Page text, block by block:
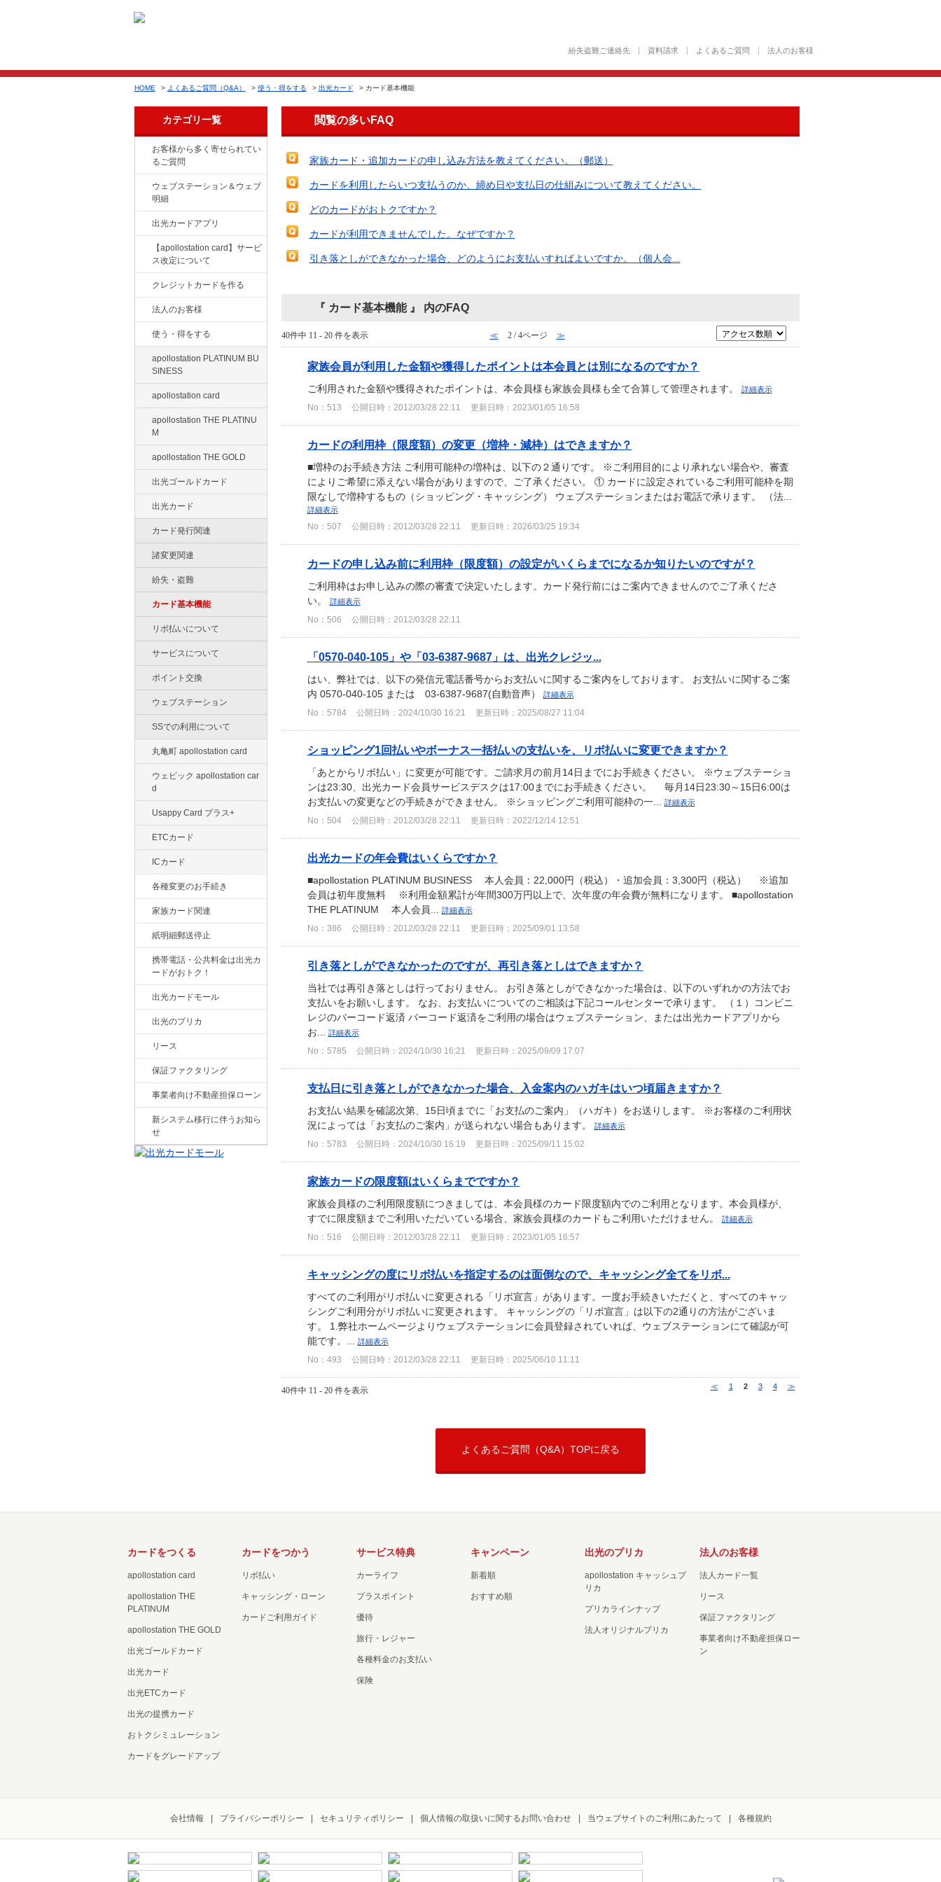
紛失盗難ご連絡先 資料請求 よくあるご質問 法人のお客様
HOME > よくあるご質問（Q&A） > 使う・得をする > 出光カード > カード基本機能
カテゴリ一覧
お客様から多く寄せられてい
るご質問
ウェブステーション＆ウェブ
明細
出光カードアプリ
【apollostation card】サービ
ス改定について
クレジットカードを作る
法人のお客様
使う・得をする
apollostation PLATINUM BU
SINESS
apollostation card
apollostation THE PLATINU
M
apollostation THE GOLD
出光ゴールドカード
出光カード
カード発行関連
諸変更関連
紛失・盗難
カード基本機能
リボ払いについて
サービスについて
ポイント交換
ウェブステーション
SSでの利用について
丸亀町 apollostation card
ウェビック apollostation car
d
Usappy Card プラス+
ETCカード
ICカード
各種変更のお手続き
家族カード関連
紙明細郵送停止
携帯電話・公共料金は出光カ
ードがおトク！
出光カードモール
出光のプリカ
リース
保証ファクタリング
事業者向け不動産担保ローン
新システム移行に伴うお知ら
せ
閲覧の多いFAQ
家族カード・追加カードの申し込み方法を教えてください。（郵送）
カードを利用したらいつ支払うのか、締め日や支払日の仕組みについて教えてください。
どのカードがおトクですか？
カードが利用できませんでした。なぜですか？
引き落としができなかった場合、どのようにお支払いすればよいですか。（個人会...
『 カード基本機能 』 内のFAQ
40件中 11 - 20 件を表示 ≪ 2 / 4ページ ≫
家族会員が利用した金額や獲得したポイントは本会員とは別になるのですか？
ご利用された金額や獲得されたポイントは、本会員様も家族会員様も全て合算して管理されます。 詳細表示
No：513 公開日時：2012/03/28 22:11 更新日時：2023/01/05 16:58
カードの利用枠（限度額）の変更（増枠・減枠）はできますか？
■増枠のお手続き方法 ご利用可能枠の増枠は、以下の２通りです。 ※ご利用目的により承れない場合や、審査
によりご希望に添えない場合がありますので、ご了承ください。 ① カードに設定されているご利用可能枠を期
限なしで増枠するもの（ショッピング・キャッシング） ウェブステーションまたはお電話で承ります。 （法...
詳細表示
No：507 公開日時：2012/03/28 22:11 更新日時：2026/03/25 19:34
カードの申し込み前に利用枠（限度額）の設定がいくらまでになるか知りたいのですが？
ご利用枠はお申し込みの際の審査で決定いたします。カード発行前にはご案内できませんのでご了承くださ
い。
詳細表示
No：506 公開日時：2012/03/28 22:11
「0570-040-105」や「03-6387-9687」は、出光クレジッ...
はい、弊社では、以下の発信元電話番号からお支払いに関するご案内をしております。 お支払いに関するご案
内 0570-040-105 または 03-6387-9687(自動音声）
詳細表示
No：5784 公開日時：2024/10/30 16:21 更新日時：2025/08/27 11:04
ショッピング1回払いやボーナス一括払いの支払いを、リボ払いに変更できますか？
「あとからリボ払い」に変更が可能です。ご請求月の前月14日までにお手続きください。 ※ウェブステーショ
ンは23:30、出光カード会員サービスデスクは17:00までにお手続きください。 毎月14日23:30～15日6:00は
お支払いの変更などの手続きができません。 ※ショッピングご利用可能枠の一...
詳細表示
No：504 公開日時：2012/03/28 22:11 更新日時：2022/12/14 12:51
出光カードの年会費はいくらですか？
■apollostation PLATINUM BUSINESS 本人会員：22,000円（税込）・追加会員：3,300円（税込） ※追加
会員は初年度無料 ※利用金額累計が年間300万円以上で、次年度の年会費が無料になります。 ■apollostation
THE PLATINUM 本人会員...
詳細表示
No：386 公開日時：2012/03/28 22:11 更新日時：2025/09/01 13:58
引き落としができなかったのですが、再引き落としはできますか？
当社では再引き落としは行っておりません。 お引き落としができなかった場合は、以下のいずれかの方法でお
支払いをお願いします。 なお、お支払いについてのご相談は下記コールセンターで承ります。 （１）コンビニ
レジのバーコード返済 バーコード返済をご利用の場合はウェブステーション、または出光カードアプリから
お...
詳細表示
No：5785 公開日時：2024/10/30 16:21 更新日時：2025/09/09 17:07
支払日に引き落としができなかった場合、入金案内のハガキはいつ頃届きますか？
お支払い結果を確認次第、15日頃までに「お支払のご案内」（ハガキ）をお送りします。 ※お客様のご利用状
況によっては「お支払のご案内」が送られない場合もあります。
詳細表示
No：5783 公開日時：2024/10/30 16:19 更新日時：2025/09/11 15:02
家族カードの限度額はいくらまでですか？
家族会員様のご利用限度額につきましては、本会員様のカード限度額内でのご利用となります。本会員様が、
すでに限度額までご利用いただいている場合、家族会員様のカードもご利用いただけません。
詳細表示
No：516 公開日時：2012/03/28 22:11 更新日時：2023/01/05 16:57
キャッシングの度にリボ払いを指定するのは面倒なので、キャッシング全てをリボ...
すべてのご利用がリボ払いに変更される「リボ宣言」があります。一度お手続きいただくと、すべてのキャッ
シングご利用分がリボ払いに変更されます。 キャッシングの「リボ宣言」は以下の2通りの方法がございま
す。 1.弊社ホームページよりウェブステーションに会員登録されていれば、ウェブステーションにて確認が可
能です。...
詳細表示
No：493 公開日時：2012/03/28 22:11 更新日時：2025/06/10 11:11
40件中 11 - 20 件を表示 ≪ 1 2 3 4 ≫
よくあるご質問（Q&A）TOPに戻る
カードをつくる
apollostation card
apollostation THE
PLATINUM
apollostation THE GOLD
出光ゴールドカード
出光カード
出光ETCカード
出光の提携カード
おトクシミュレーション
カードをグレードアップ
カードをつかう
リボ払い
キャッシング・ローン
カードご利用ガイド
サービス特典
カーライフ
プラスポイント
優待
旅行・レジャー
各種料金のお支払い
保険
キャンペーン
新着順
おすすめ順
出光のプリカ
apollostation キャッシュプ
リカ
プリカラインナップ
法人オリジナルプリカ
法人のお客様
法人カード一覧
リース
保証ファクタリング
事業者向け不動産担保ロー
ン
会社情報 プライバシーポリシー セキュリティポリシー 個人情報の取扱いに関するお問い合わせ 当ウェブサイトのご利用にあたって 各種規約